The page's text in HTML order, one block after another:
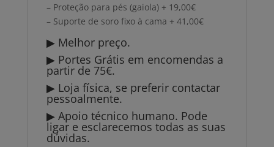
– Proteção para pés (gaiola) + 19,00€
– Suporte de soro fixo à cama + 41,00€
▶ Melhor preço.
▶ Portes Grátis em encomendas a
partir de 75€.
▶ Loja física, se preferir contactar
pessoalmente.
▶ Apoio técnico humano. Pode
ligar e esclarecemos todas as suas
dúvidas.